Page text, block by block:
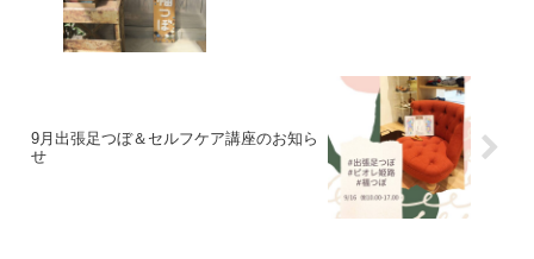
9月出張足つぼ＆セルフケア講座のお知ら
せ